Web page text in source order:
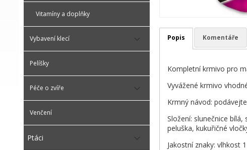
Vitamíny a doplňky
Vybavení klecí
Pelíšky
Péče o zvíře
Venčení
Ptáci
Popis Komentáře
Kompletní krmivo pro
Vyvážené krmivo
Krmný návod:
Složení: slunečnice
peluška, kukuřičné
Jakostní znaky: vlhkost